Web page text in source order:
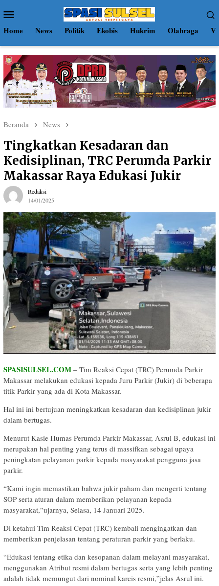
ke
kontenMobile
Home News Politik Ekobis Hukrim Olahraga
Beranda News
Tingkatkan Kesadaran dan
Kedisiplinan, TRC Perumda Parkir
Makassar Raya Edukasi Jukir
Redaksi
14/01/2025
SPASISULSEL.COM – Tim Reaksi Cepat (TRC) Perumda Parkir
Makassar melakukan edukasi kepada Juru Parkir (Jukir) di beberapa
titik Parkir yang ada di Kota Makassar.
Hal ini ini bertujuan meningkatkan kesadaran dan kedisiplinan jukir
dalam bertugas.
Menurut Kasie Humas Perumda Parkir Makassar, Asrul B, edukasi ini
merupakan hal penting yang terus di massifkan sebagai upaya
peningkatan pelayanan parkir kepada masyarakat pengguna jasa
parkir.
“Kami ingin memastikan bahwa jukir paham dan mengerti tentang
SOP serta aturan dalam memberikan pelayanan kepada
masyarakat,”ujarnya, Selasa, 14 Januari 2025.
Di ketahui Tim Reaksi Cepat (TRC) kembali mengingatkan dan
memberikan penjelasan tentang peraturan parkir yang berlaku.
“Edukasi tentang etika dan kesopanan dalam melayani masyarakat,
menggunakan Atribut resmi dalam bertugas serta yang lebih penting
adalah tidak memungut dari nominal karcis resmi,”jelas Asrul ini.